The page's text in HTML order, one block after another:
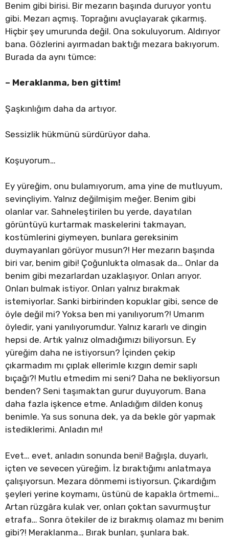
Benim gibi birisi. Bir mezarın başında duruyor yontu
gibi. Mezarı açmış. Toprağını avuçlayarak çıkarmış.
Hiçbir şey umurunda değil. Ona sokuluyorum. Aldırıyor
bana. Gözlerini ayırmadan baktığı mezara bakıyorum.
Burada da aynı tümce:
– Meraklanma, ben gittim!
Şaşkınlığım daha da artıyor.
Sessizlik hükmünü sürdürüyor daha.
Koşuyorum…
Ey yüreğim, onu bulamıyorum, ama yine de mutluyum,
sevinçliyim. Yalnız değilmişim meğer. Benim gibi
olanlar var. Sahneleştirilen bu yerde, dayatılan
görüntüyü kurtarmak maskelerini takmayan,
kostümlerini giymeyen, bunlara gereksinim
duymayanları görüyor musun?! Her mezarın başında
biri var, benim gibi! Çoğunlukta olmasak da… Onlar da
benim gibi mezarlardan uzaklaşıyor. Onları arıyor.
Onları bulmak istiyor. Onları yalnız bırakmak
istemiyorlar. Sanki birbirinden kopuklar gibi, sence de
öyle değil mi? Yoksa ben mi yanılıyorum?! Umarım
öyledir, yani yanılıyorumdur. Yalnız kararlı ve dingin
hepsi de. Artık yalnız olmadığımızı biliyorsun. Ey
yüreğim daha ne istiyorsun? İçinden çekip
çıkarmadım mı çıplak ellerimle kızgın demir saplı
bıçağı?! Mutlu etmedim mi seni? Daha ne bekliyorsun
benden? Seni taşımaktan gurur duyuyorum. Bana
daha fazla işkence etme. Anladığım dilden konuş
benimle. Ya sus sonuna dek, ya da bekle gör yapmak
istediklerimi. Anladın mı!
Evet… evet, anladın sonunda beni! Bağışla, duyarlı,
içten ve sevecen yüreğim. İz bıraktığımı anlatmaya
çalışıyorsun. Mezara dönmemi istiyorsun. Çıkardığım
şeyleri yerine koymamı, üstünü de kapakla örtmemi…
Artan rüzgâra kulak ver, onları çoktan savurmuştur
etrafa… Sonra ötekiler de iz bırakmış olamaz mı benim
gibi?! Meraklanma… Bırak bunları, şunlara bak.